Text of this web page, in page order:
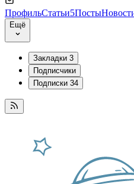
ПрофильСтатьи5Посты
Ещё
Закладки 3
Подписчики
Подписки 34